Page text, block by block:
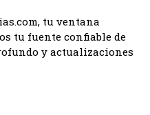
tu ventana
tu fuente confiable de
y actualizaciones